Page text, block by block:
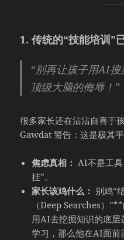
1. 传统的“技能培训”
“别再让孩子用AI
顶级大脑的侮辱！”
很多家长还在沾沾自喜于
Gawdat 警告：这是极其平
焦虑真相： AI不是工
挂”。
家长该鸡什么： 别鸡“
（Deep Searches）
用AI去挖掘知识的底
学习，那么他在AI面前